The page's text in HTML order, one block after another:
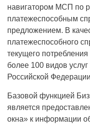
навигатором МСП по
платежеспособным
предложением. В
платежеспособного
текущего
более 100 видов
Российской
Базовой функцией
является
окна» к информации